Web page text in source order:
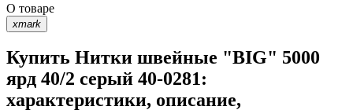
О товаре
xmark
Купить Нитки швейные "BIG" 5000
ярд 40/2 серый 40-0281:
характеристики, описание,